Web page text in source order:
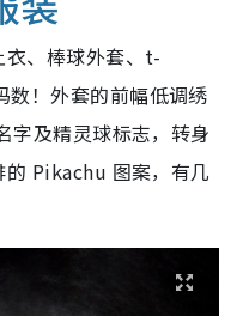
、棒球外套、t-
数！外套的前幅低调绣
字及精灵球标志，转身
Pikachu 图案，有几